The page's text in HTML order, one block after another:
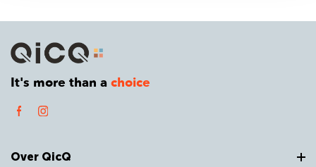
It's more than a choice
Over QicQ